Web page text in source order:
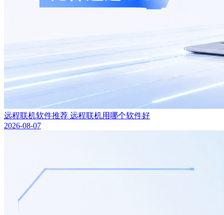
远程联机软件推荐 远程联机用哪个软件好
2026-08-07